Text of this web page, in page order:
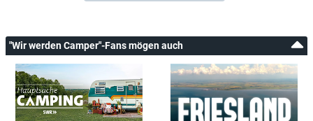
"Wir werden Camper"-Fans mögen auch